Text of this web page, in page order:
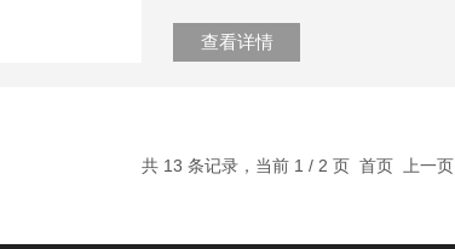
查看详情
共 13 条记录，当前 1 / 2 页 首页 上一页